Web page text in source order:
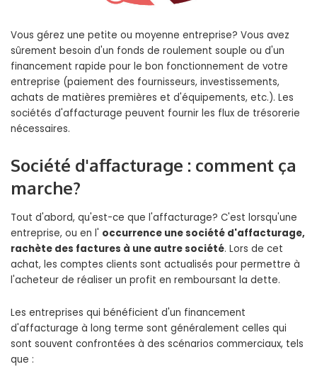
Vous gérez une petite ou moyenne entreprise? Vous avez
sûrement besoin d'un fonds de roulement souple ou d'un
financement rapide pour le bon fonctionnement de votre
entreprise (paiement des fournisseurs, investissements,
achats de matières premières et d'équipements, etc.). Les
sociétés d'affacturage peuvent fournir les flux de trésorerie
nécessaires.
Société d'affacturage : comment ça
marche?
Tout d'abord, qu'est-ce que l'affacturage? C'est lorsqu'une
entreprise, ou en l' occurrence une société d'affacturage,
rachète des factures à une autre société. Lors de cet
achat, les comptes clients sont actualisés pour permettre à
l'acheteur de réaliser un profit en remboursant la dette.
Les entreprises qui bénéficient d'un financement
d'affacturage à long terme sont généralement celles qui
sont souvent confrontées à des scénarios commerciaux, tels
que :